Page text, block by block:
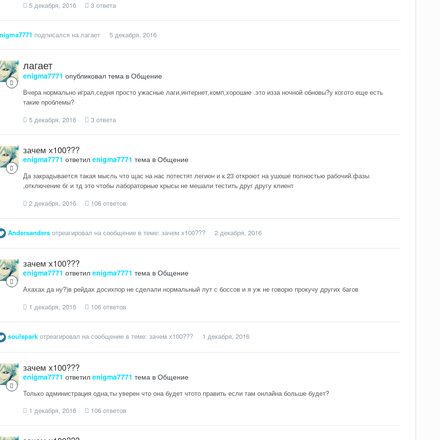
5 декабря, 2016 3 ответа
подписался на лагает 5 декабря, 2016
лагает
enigma7771 опубликовал тема в Общение
Вчера нормально играл,седня просто ужасные лаги,интернет,комп,хорошие .это изза ночной обновы?у когото еще есть
такие проблемы?
5 декабря, 2016
3 ответа
зачем х100???
enigma7771 ответил enigma7771 тема в Общение
Да закрадывается такая мысль что щас на нас потестят легион и к 23 откроют на ушоше полностью рабочий.фазы
,отключение бг и тд это чтобы лабораторные крысы не мешали тестить друг другу клиент
2 декабря, 2016
106 ответов
Andersandersотреагировал на сообщение в теме: зачем х100??? 2 декабря, 2016
зачем х100???
enigma7771 ответил enigma7771 тема в Общение
Ахахах да ну?)в рейдах досихпор не сделали нормальный лут с боссов и я уж не говорю прокучу других багов
1 декабря, 2016
106 ответов
soulsparkотреагировал на сообщение в теме: зачем х100??? 1 декабря, 2016
зачем х100???
enigma7771 ответил enigma7771 тема в Общение
Только администрация одна,ты уверен что она будет чтото править если там онлайна больше будет?
1 декабря, 2016
106 ответов